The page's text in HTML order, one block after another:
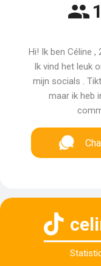
Hi! Ik ben Céline
Ik vind het leuk
mijn socials .
maar ik heb